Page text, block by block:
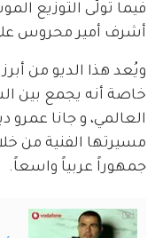
فيما تولّى التوزيع
أشرف أمير محروس
خاصة أنه يجمع بين
العالمي، و جانا
مسيرتها الفنية من
جمهوراً عربياً واسعاً.